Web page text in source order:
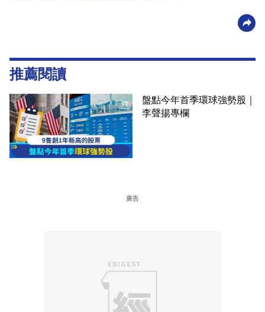
推薦閱讀
盤點今年首季環球強勢股｜
李聲揚專欄
廣告